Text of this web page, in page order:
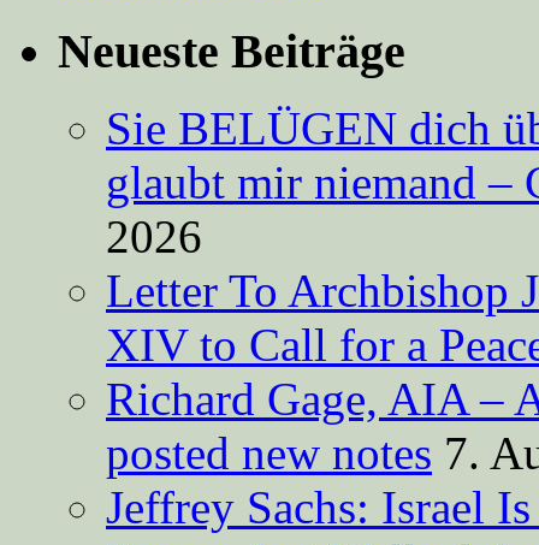
Neueste Beiträge
Sie BELÜGEN dich
glaubt mir niemand –
2026
Letter To Archbishop
XIV to Call for a
Richard Gage, AIA –
posted new notes 7.
Jeffrey Sachs: Israel